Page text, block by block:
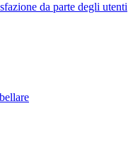
da parte degli utenti